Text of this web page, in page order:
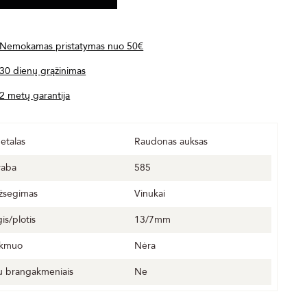
Nemokamas pristatymas nuo 50€
30 dienų grąžinimas
2 metų garantija
Raudonas auksas
585
Vinukai
plotis
13/7mm
Nėra
brangakmeniais
Ne